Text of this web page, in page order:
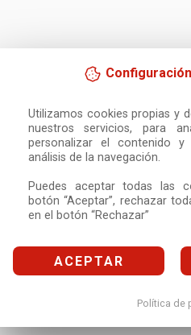
Utilizamos cookies propias y
nuestros servicios, para
personalizar el contenido y
análisis de la navegación.
Puedes aceptar todas las
botón “Aceptar”, rechazar
en el botón “Rechazar”
ACEPTAR
Política de